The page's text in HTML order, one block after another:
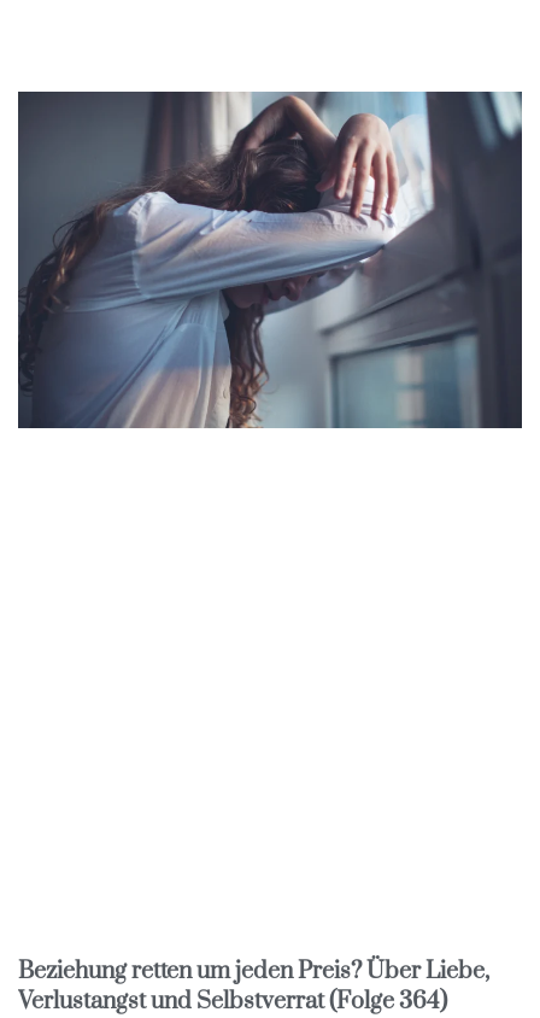
Beziehung retten um jeden Preis? Über Liebe,
Verlustangst und Selbstverrat (Folge 364)